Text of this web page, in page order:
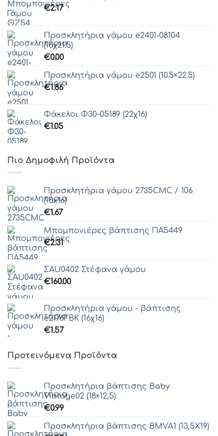
€2.17
Προσκλητήρια γάμου e2401-08104
(16χ21.5)
€0.00
Προσκλητήρια γάμου e2501 (10.5×22.5)
€1.86
Φάκελοι Φ30-05189 (22χ16)
€1.05
Πιο Δημοφιλή Προϊόντα
Προσκλητήρια γάμου 2735CMC / 106
(16x16)
€1.67
Μπομπονιέρες βάπτισης ΠΑ5449
€2.31
ΣAU0402 Στέφανα γάμου
€160.00
Προσκλητήρια γάμου - βάπτισης
e2176ΓΒΚ (16χ16)
€1.57
Προτεινόμενα Προϊόντα
Προσκλητήρια βάπτισης Baby
Vintage02 (18×12,5)
€0.99
Προσκλητήρια βάπτισης ΒΜVΑ1 (13,5Χ19)